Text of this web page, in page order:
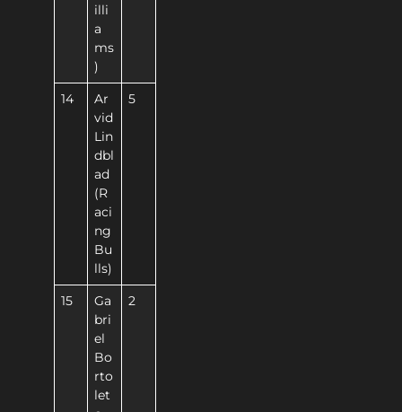
illi
a
ms
)
14
Ar
vid
Lin
dbl
ad
(R
aci
ng
Bu
lls)
5
15
Ga
bri
el
Bo
rto
let
2